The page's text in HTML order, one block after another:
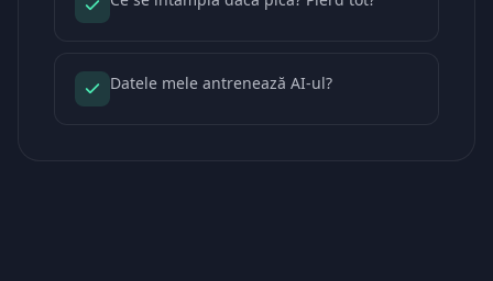
Datele mele antrenează AI-ul?